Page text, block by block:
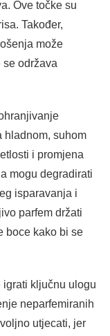
Ove točke su
Također,
može
održava
hladnom, suhom
i promjena
mogu degradirati
isparavanja i
parfem držati
boce kako bi se
igrati ključnu ulogu
neparfemiranih
utjecati, jer